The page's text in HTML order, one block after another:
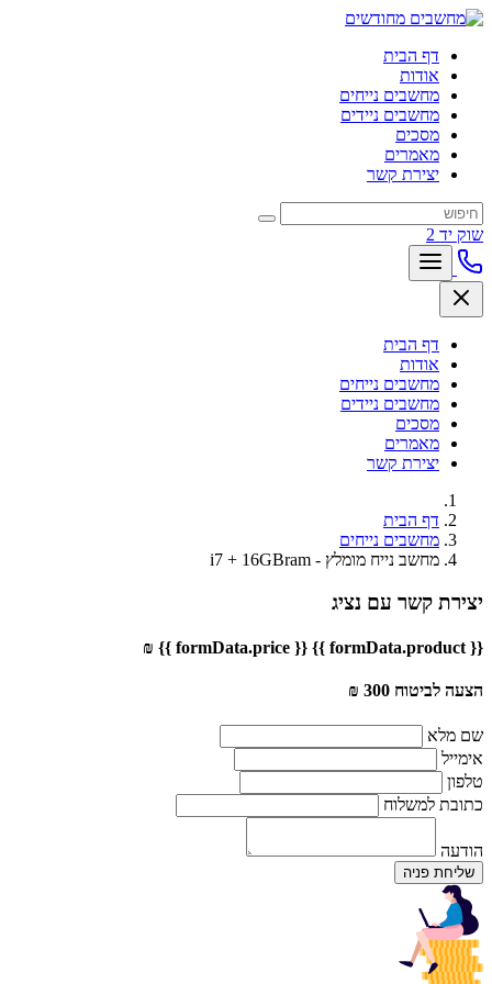
דף הבית
אודות
מחשבים נייחים
מחשבים ניידים
מסכים
מאמרים
יצירת קשר
שוק יד 2
דף הבית
אודות
מחשבים נייחים
מחשבים ניידים
מסכים
מאמרים
יצירת קשר
דף הבית
מחשבים נייחים
מחשב נייח מומלץ - i7 + 16GBram
יצירת קשר עם נציג
{{ formData.product }}
{{ formData.price }} ₪
הצעה לביטוח 300 ₪
שם מלא
אימייל
טלפון
כתובת למשלוח
הודעה
שליחת פניה